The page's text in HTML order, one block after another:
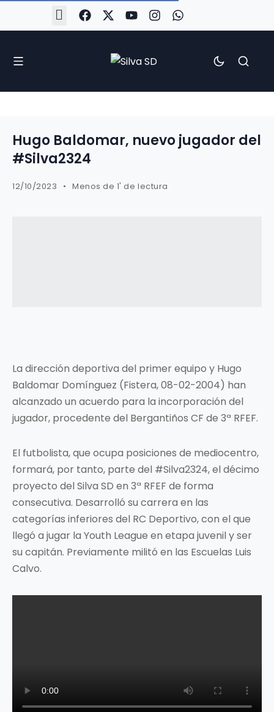
Hugo Baldomar, nuevo jugador del
#Silva2324
12/10/2023 Menos de 1' de lectura
La dirección deportiva del primer equipo y Hugo
Baldomar Domínguez (Fistera, 08-02-2004) han
alcanzado un acuerdo para la incorporación del
jugador, procedente del Bergantiños CF de 3ª RFEF.
El futbolista, que ocupa posiciones de mediocentro,
formará, por tanto, parte del #Silva2324, el décimo
proyecto del Silva SD en 3ª RFEF de forma
consecutiva. Desarrolló su carrera en las
categorías inferiores del RC Deportivo, con el que
llegó a jugar la Youth League en etapa juvenil y ser
su capitán. Previamente militó en las Escuelas Luis
Calvo.